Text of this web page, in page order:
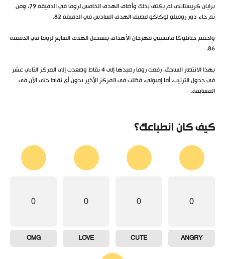
برايان كريستانتي لم يكتف بذلك وأضاف الهدف الخامس لروما في الدقيقة 79، ومن
ثم جاء دور روميلو لوكاكو ليضيف الهدف السادس في الدقيقة 82.
واختتم جيانلوكا مانشيني مهرجان الأهداف بتسجيل الهدف السابع لروما في الدقيقة
86.
بهذا الانتصار الساحق، رفعت روما رصيدها إلى 4 نقاط وصعدت إلى المركز الثاني عشر
في جدول الترتيب. أما إمبولي، فظلت في المركز الأخير بدون أي نقاط حتى الآن في
المسابقة.
كيف كان انطباعك؟
0
ANGRY
0
CUTE
0
LOVE
0
OMG